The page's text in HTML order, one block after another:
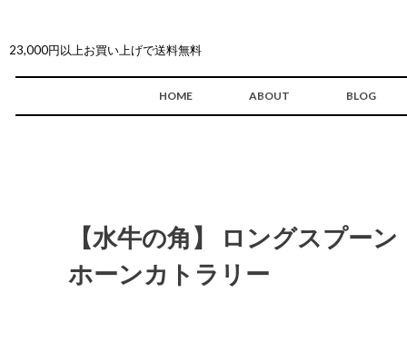
23,000円以上お買い上げで送料無料
HOME ABOUT BLOG
【水牛の角】 ロングスプ
ホーンカトラリー